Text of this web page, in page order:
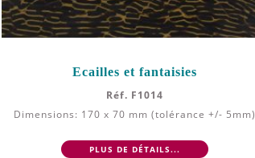
Ecailles et fantaisies
Réf. F1014
Dimensions: 170 x 70 mm (tolérance +/- 5mm)
PLUS DE DÉTAILS...